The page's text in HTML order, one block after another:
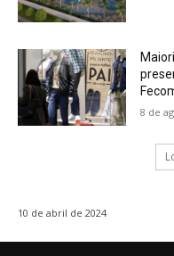
8 de
10 de abril de 2024